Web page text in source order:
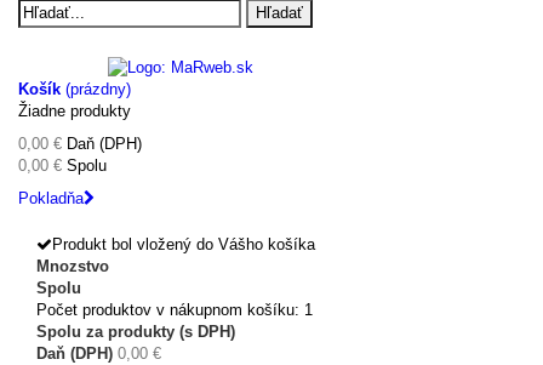
Hľadať
Košík (prázdny)
Žiadne produkty
0,00 € Daň (DPH)
0,00 € Spolu
Pokladňa
Produkt bol vložený do Vášho košíka
Mnozstvo
Spolu
Počet produktov v nákupnom košíku: 1
Spolu za produkty (s DPH)
Daň (DPH) 0,00 €